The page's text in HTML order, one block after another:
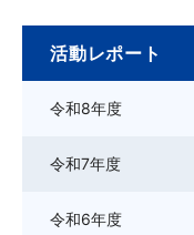
活動レポート
令和8年度
令和7年度
令和6年度